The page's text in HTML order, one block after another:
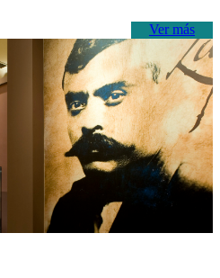
Ver más